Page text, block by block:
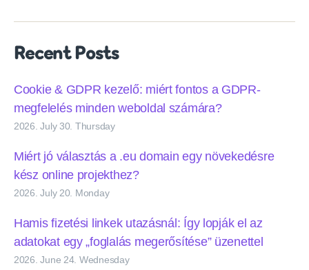
Recent Posts
Cookie & GDPR kezelő: miért fontos a GDPR-
megfelelés minden weboldal számára?
2026. July 30. Thursday
Miért jó választás a .eu domain egy növekedésre
kész online projekthez?
2026. July 20. Monday
Hamis fizetési linkek utazásnál: Így lopják el az
adatokat egy „foglalás megerősítése” üzenettel
2026. June 24. Wednesday